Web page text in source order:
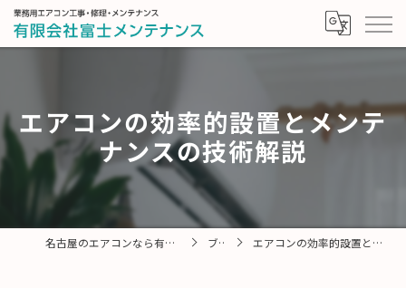
エアコンの効率的設置とメンテ
ナンスの技術解説
名古屋のエアコンなら有限会社富士メンテナンス ブログ エアコンの効率的設置とメンテナンスの技術解説